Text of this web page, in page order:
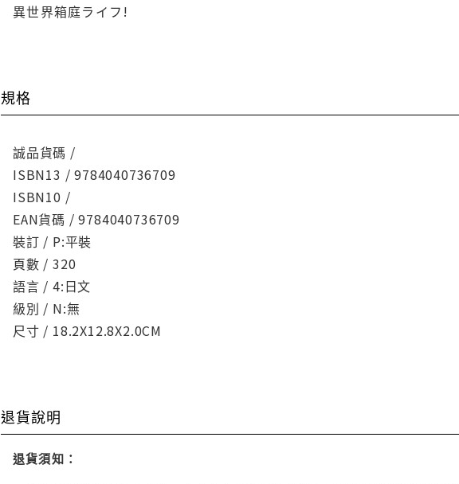
異世界箱庭ライフ!
規格
誠品貨碼 /
ISBN13 / 9784040736709
ISBN10 /
EAN貨碼 / 9784040736709
裝訂 / P:平裝
頁數 / 320
語言 / 4:日文
級別 / N:無
尺寸 / 18.2X12.8X2.0CM
退貨說明
退貨須知：